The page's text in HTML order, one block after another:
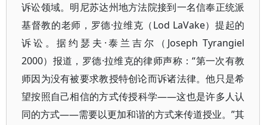
诉讼领域。明尼苏达州地方法院接到一名信奉正统派
基督教的老师，罗德·拉维克（Lod LaVake）提起的
诉讼。据约瑟夫·泰兰吉尔（Joseph Tyrangiel
2000）报道，罗德·拉维克的律师声称：“第一次有教
师因为没有被要求教授特创论而诉诸法律。他只是希
望按照自己相信的方式传授科学——这也是许多人认
同的方式——需要以更加和谐的方式来传道授业。”其